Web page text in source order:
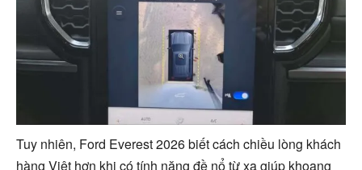
Tuy nhiên, Ford Everest 2026 biết cách chiều lòng khách
hàng Việt hơn khi có tính năng đề nổ từ xa giúp khoang